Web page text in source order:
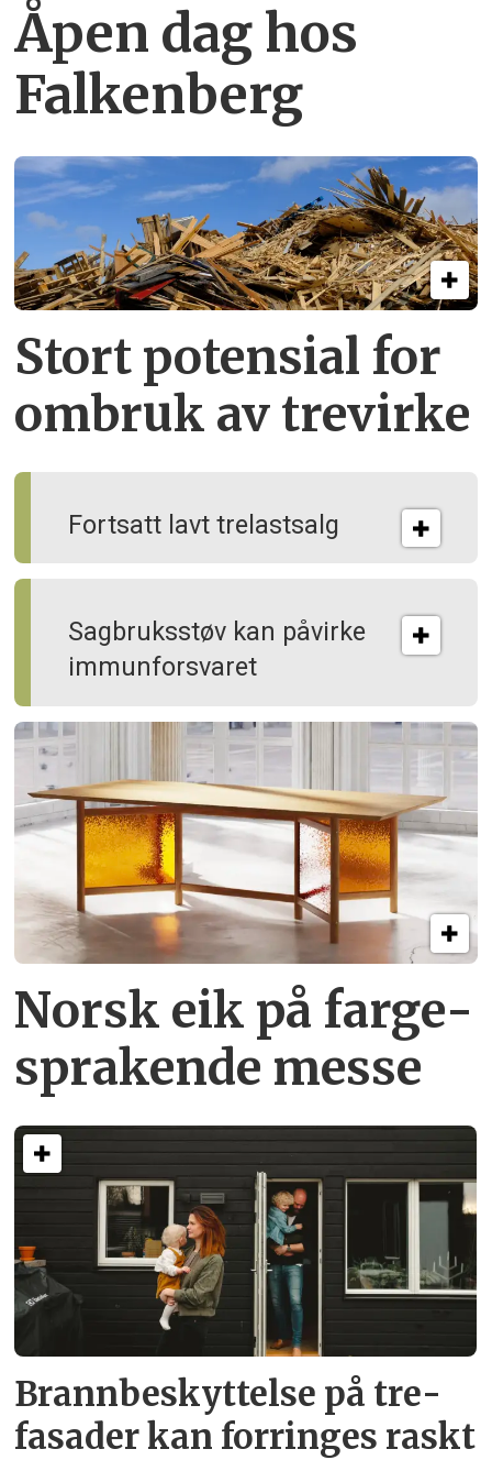
Åpen dag hos
Falkenberg
Stort potensial for
ombruk av tre­virke
Fortsatt lavt trelastsalg
Sagbruksstøv kan på­virke
immun­forsvaret
Norsk eik på farge­
sprakende messe
Brann­beskyttelse på tre­
fasader kan forringes raskt